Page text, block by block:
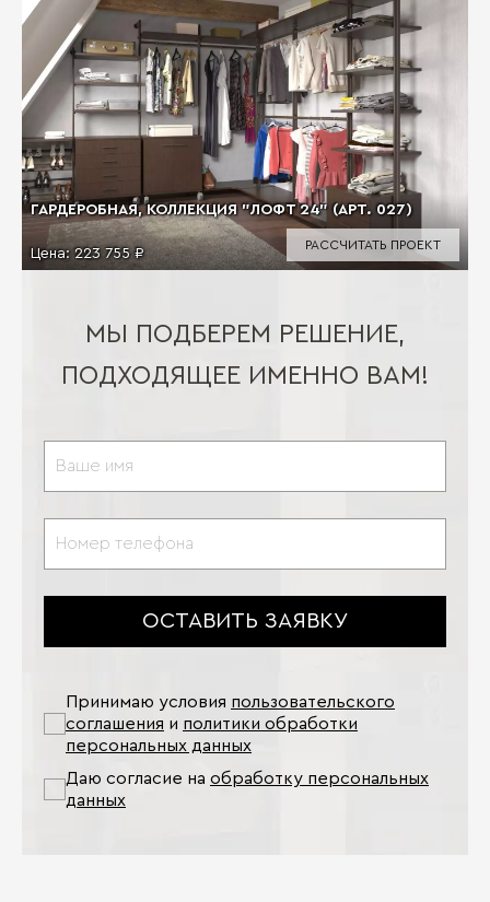
ГАРДЕРОБНАЯ, КОЛЛЕКЦИЯ "ЛОФТ 24" (АРТ. 027)
Цена: 223 755 ₽
РАССЧИТАТЬ ПРОЕКТ
МЫ ПОДБЕРЕМ РЕШЕНИЕ,
ПОДХОДЯЩЕЕ ИМЕННО ВАМ!
ОСТАВИТЬ ЗАЯВКУ
Принимаю условия пользовательского
соглашения и политики обработки
персональных данных
Даю согласие на обработку персональных
данных